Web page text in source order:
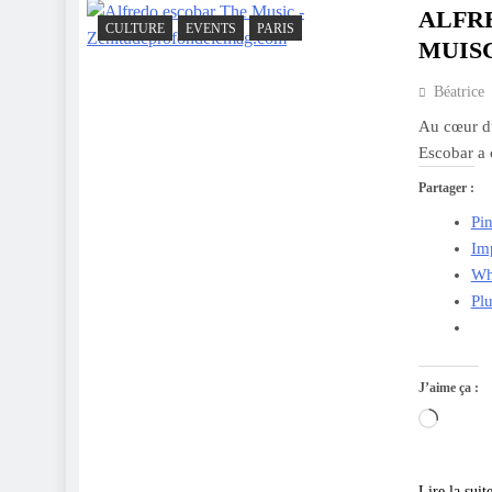
CULTURE EVENTS PARIS
Béatrice
Au cœur
Escobar
Partager :
J’aime ça :